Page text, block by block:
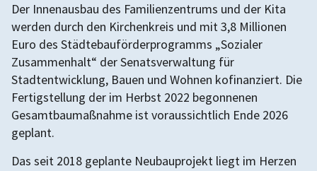
Der Innenausbau des Familienzentrums und der Kita
werden durch den Kirchenkreis und mit 3,8 Millionen
Euro des Städtebauförderprogramms „Sozialer
Zusammenhalt“ der Senatsverwaltung für
Stadtentwicklung, Bauen und Wohnen kofinanziert. Die
Fertigstellung der im Herbst 2022 begonnenen
Gesamtbaumaßnahme ist voraussichtlich Ende 2026
geplant.
Das seit 2018 geplante Neubauprojekt liegt im Herzen